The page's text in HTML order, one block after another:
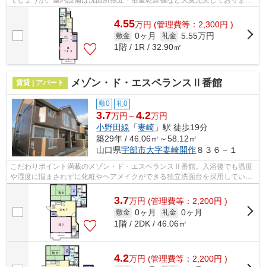
す。来訪者の顔が確認できる、安心のTV...
4.55万円 (管理費等：2,300円 )
敷金 0ヶ月 礼金 5.55万円
1階 / 1R / 32.90㎡
賃貸 | アパート メゾン・ド・エスペランスⅡ番館
敷0 礼0
3.7万円～4.2万円
小野田線 「妻崎 」駅 徒歩19分
築29年 / 46.06㎡～58.12㎡
山口県宇部市大字妻崎開作８３６－１
こだわりポイント満載のメゾン・ド・エスペランスⅡ番館。入浴後でも温度
や湿度に悩まされずに化粧やヘアメイクができる独立洗面台を採用していま
す。駐輪場付きの物件です。設備も充実...
3.7万円 (管理費等：2,200円 )
敷金 0ヶ月 礼金 0ヶ月
1階 / 2DK / 46.06㎡
4.2万円 (管理費等：2,200円 )